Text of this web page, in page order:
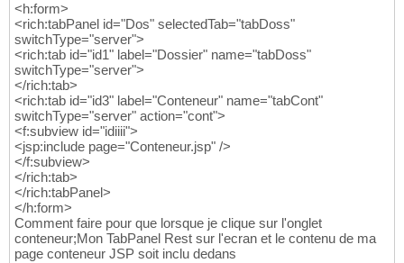
<h:form>
<rich:tabPanel id="Dos" selectedTab="tabDoss"
switchType="server">
<rich:tab id="id1" label="Dossier" name="tabDoss"
switchType="server">
</rich:tab>
<rich:tab id="id3" label="Conteneur" name="tabCont"
switchType="server" action="cont">
<f:subview id="idiiii">
<jsp:include page="Conteneur.jsp" />
</f:subview>
</rich:tab>
</rich:tabPanel>
</h:form>
Comment faire pour que lorsque je clique sur l'onglet
conteneur;Mon TabPanel Rest sur l'ecran et le contenu de ma
page conteneur JSP soit inclu dedans